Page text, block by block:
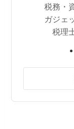
税務・
ガジェ
税理